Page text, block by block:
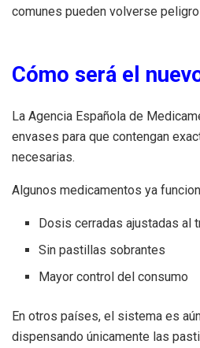
comunes pueden volverse
Cómo será el
La Agencia Española de
envases para que contengan
necesarias.
Algunos medicamentos ya
Dosis cerradas ajustadas al
Sin pastillas sobrantes
Mayor control del consumo
En otros países, el sistema es
dispensando únicamente las